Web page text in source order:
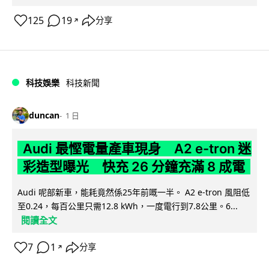
125 19 ↗ 分享
科技娛樂 科技新聞
duncan 1 日
Audi 最慳電量產車現身 A2 e-tron 迷
彩造型曝光 快充 26 分鐘充滿 8 成電
Audi 呢部新車，能耗竟然係25年前嘅一半。 A2 e-tron 風阻低
至0.24，每百公里只需12.8 kWh，一度電行到7.8公里。6...
閱讀全文
7 1 ↗ 分享